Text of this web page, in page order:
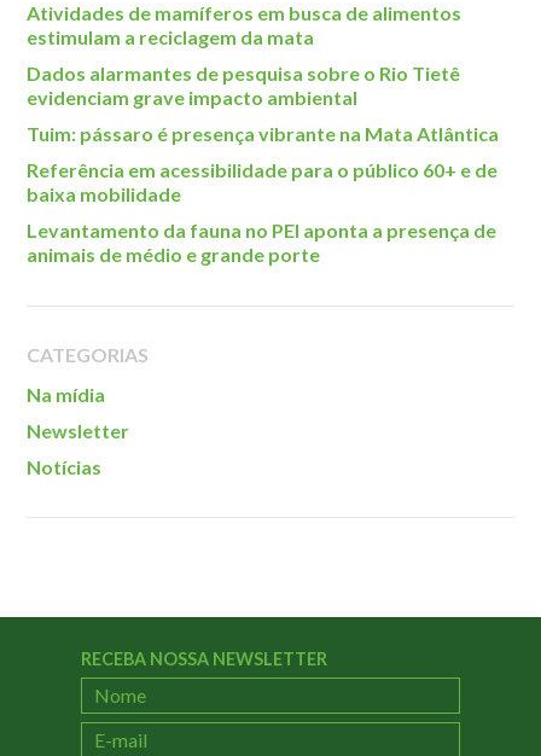
Contato
Contato
Assessoria de Imprensa
Localização
Atividades de mamíferos em busca de alimentos
estimulam a reciclagem da mata
Dados alarmantes de pesquisa sobre o Rio Tietê
evidenciam grave impacto ambiental
Tuim: pássaro é presença vibrante na Mata Atlântica
Referência em acessibilidade para o público 60+ e de
baixa mobilidade
Levantamento da fauna no PEI aponta a presença de
animais de médio e grande porte
CATEGORIAS
Na mídia
Newsletter
Notícias
RECEBA NOSSA NEWSLETTER